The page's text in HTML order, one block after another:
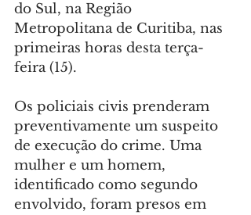
do Sul, na Região
Metropolitana de Curitiba, nas
primeiras horas desta terça-
feira (15).
Os policiais civis prenderam
preventivamente um suspeito
de execução do crime. Uma
mulher e um homem,
identificado como segundo
envolvido, foram presos em